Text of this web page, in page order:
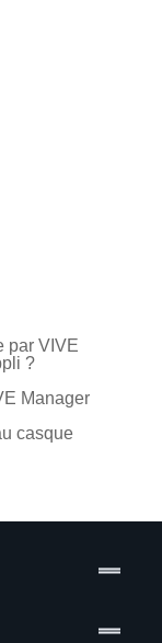
par VIVE
?
Manager
casque